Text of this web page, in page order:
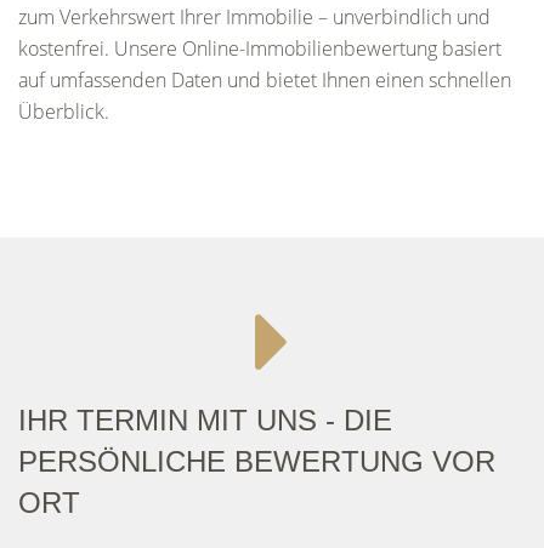
zum Verkehrswert Ihrer Immobilie – unverbindlich und
kostenfrei. Unsere Online-Immobilienbewertung basiert
auf umfassenden Daten und bietet Ihnen einen schnellen
Überblick.
IHR TERMIN MIT UNS - DIE
PERSÖNLICHE BEWERTUNG VOR
ORT